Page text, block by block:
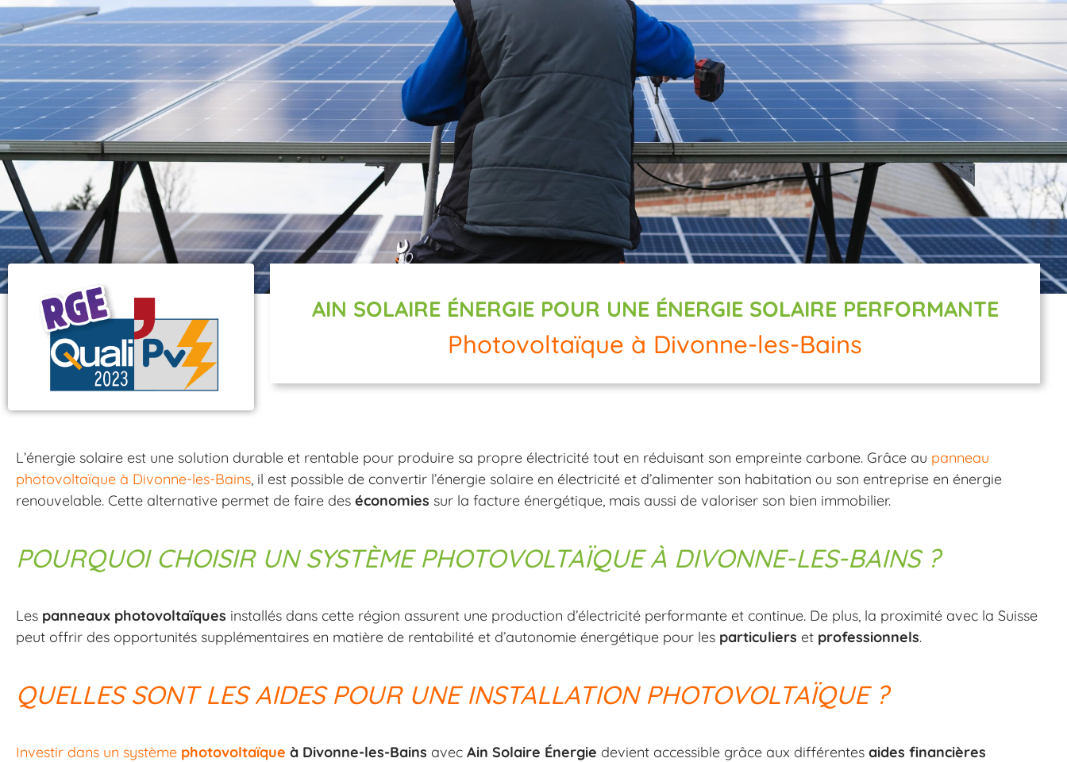
AIN SOLAIRE ÉNERGIE POUR UNE ÉNERGIE SOLAIRE PERFORMANTE
Photovoltaïque à Divonne-les-Bains
L’énergie solaire est une solution durable et rentable pour produire sa propre électricité tout en réduisant son empreinte carbone. Grâce au panneau
photovoltaïque à Divonne-les-Bains , il est possible de convertir l’énergie solaire en électricité et d’alimenter son habitation ou son entreprise en énergie
renouvelable. Cette alternative permet de faire des économies sur la facture énergétique, mais aussi de valoriser son bien immobilier.
POURQUOI CHOISIR UN SYSTÈME PHOTOVOLTAÏQUE À DIVONNE-LES-BAINS ?
Les panneaux photovoltaïques installés dans cette région assurent une production d’électricité performante et continue. De plus, la proximité avec la Suisse
peut offrir des opportunités supplémentaires en matière de rentabilité et d’autonomie énergétique pour les particuliers et professionnels.
QUELLES SONT LES AIDES POUR UNE INSTALLATION PHOTOVOLTAÏQUE ?
Investir dans un système photovoltaïque à Divonne-les-Bains avec Ain Solaire Énergie devient accessible grâce aux différentes aides financières